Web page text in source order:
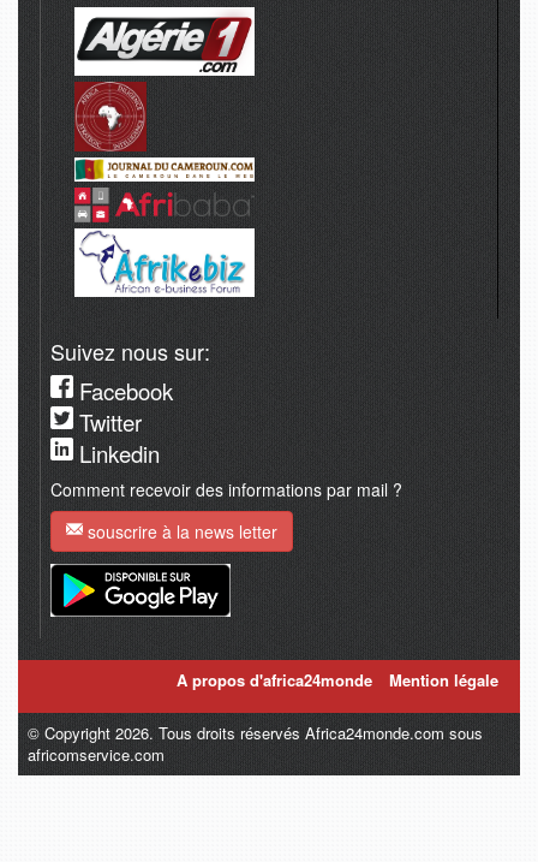
Suivez nous sur:
Facebook
Twitter
Linkedin
Comment recevoir des informations par mail ?
souscrire à la news letter
A propos d'africa24monde Mention légale
© Copyright 2026. Tous droits réservés Africa24monde.com sous
africomservice.com